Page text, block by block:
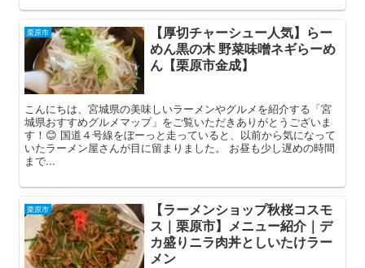
栗原市
【厚切チャーシュー人気】らー
めん黒の木 野菜味噌ネギらーめ
ん【栗原市金成】
こんにちは、宮城県の美味しいラーメンやグルメを紹介する「宮
城県おすすめグルメマップ」をご覧いただきありがとうございま
す！😊 国道４号線をぼーっと走っていると、以前から気になって
いたラーメン屋さんが目に留まりました。 お昼も少し遅めの時間
まで...
栗原市
【ラーメンショップ秋桜コスモ
ス｜栗原市】メニュー紹介｜デ
カ盛りニラ肉丼としいたけラー
メン